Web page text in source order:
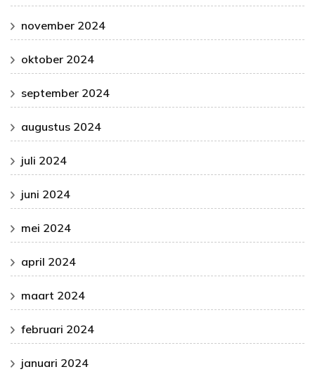
november 2024
oktober 2024
september 2024
augustus 2024
juli 2024
juni 2024
mei 2024
april 2024
maart 2024
februari 2024
januari 2024